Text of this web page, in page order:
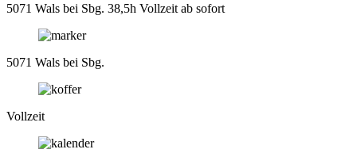
5071 Wals bei Sbg. 38,5h Vollzeit ab sofort
5071 Wals bei Sbg.
Vollzeit